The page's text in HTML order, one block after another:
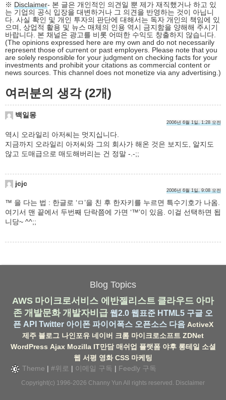
※ Disclaimer- 본 글은 개인적인 의견일 뿐 제가 재직했거나 하고 있
는 기업의 공식 입장을 대변하거나 그 의견을 반영하는 것이 아닙니
다. 사실 확인 및 개인 투자의 판단에 대해서는 독자 개인의 책임에 있
으며, 상업적 활용 및 뉴스 매체의 인용 역시 금지함을 양해해 주시기
바랍니다. 본 채널은 광고를 비롯 어떠한 수익도 창출하지 않습니다.
(The opinions expressed here are my own and do not necessarily
represent those of current or past employers. Please note that you
are solely responsible for your judgment on checking facts for your
investments and prohibit your citations as commercial content or
news sources. This channel does not monetize via any advertising.)
여러분의 생각 (2개)
백일몽
2006년 6월 1일, 1:28 오전
역시 오라일리 아저씨는 멋지십니다.
지금까지 오라일리 아저씨와 그의 회사가 해온 것은 보지도, 알지도
않고 도매급으로 매도해버리는 건 정말 -.-;;
jcjc
2006년 6월 1일, 9:08 오전
™ 을 다는 법 : 한글로 ‘ㅁ’을 친 후 한자키를 누르면 특수기호가 나옴.
여기서 맨 끝에서 두번째 단락쯤에 가면 ‘™’이 있음. 이걸 선택하면 됩
니당~ ^^;;
Blog Topics
AWS 마이크로서비스 에반젤리스트 클라우드 아마
존 개발문화 개발자비급 웹2.0 웹표준 HTML5 구글 오
픈 API Twitter 아이폰 파이어폭스 오픈소스 다음 ActiveX
제주 블로그 나인포유 네이버 크롬 마이크로소프트 ZDNet
WordPress Ajax Mozilla IT만담 매쉬업 플랫폼 야후 롱테일 소셜
웹 서평 영화 CSS 마케팅
Theme | #위로 | 이메일 구독 | Feedly 구독
Copyright(c) 1996-2026 Channy Yun All rights reserved. Disclaimer